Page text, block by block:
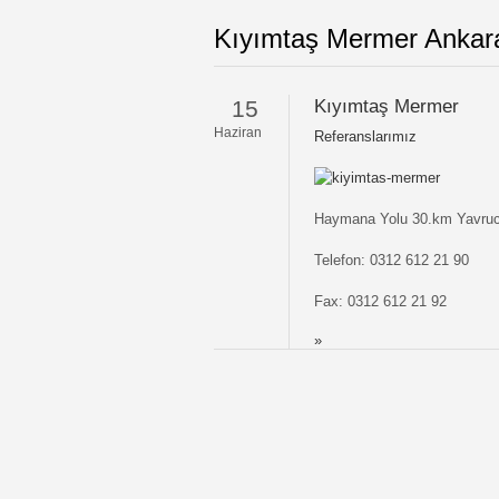
Kıyımtaş Mermer
15
Haziran
Kıyımtaş Mermer
Referanslarımız
Haymana Yolu 30.km
Telefon: 0312 612 21 90
Fax: 0312 612 21 92
»